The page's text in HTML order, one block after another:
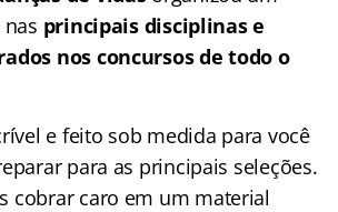
principais disciplinas e
nos concursos de todo o
e feito sob medida para você
para as principais seleções.
cobrar caro em um material